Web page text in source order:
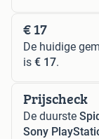
€ 17
De huidige
is € 17.
Prijscheck
De duurste
Sony